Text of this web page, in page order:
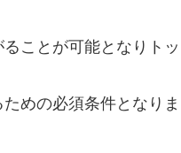
ことが可能となりトッ
めの必須条件となりま